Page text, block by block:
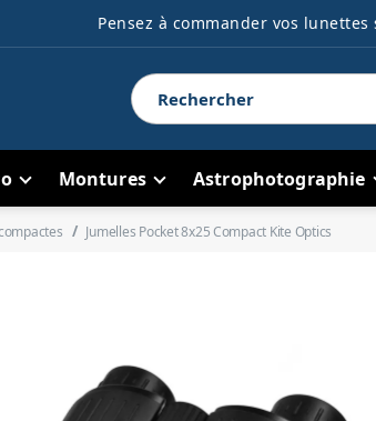
Pensez à commander vos
Montures Astrophotographie
Jumelles Pocket 8x25 Compact Kite Optics